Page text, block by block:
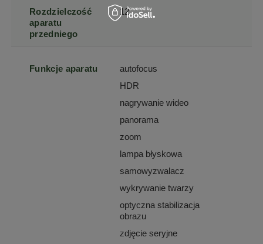
Rozdzielczość
aparatu
przedniego
12
Funkcje aparatu
autofocus
HDR
nagrywanie wideo
panorama
zoom
lampa błyskowa
samowyzwalacz
wykrywanie twarzy
optyczna stabilizacja
obrazu
zdjęcie seryjne